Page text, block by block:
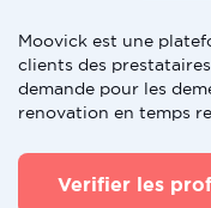
Moovick est une
clients des
demande pour les
renovation en temps
Verifier les